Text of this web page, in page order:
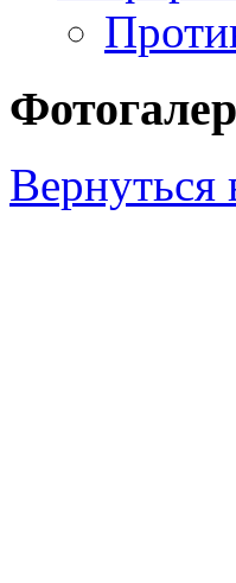
Вернуться